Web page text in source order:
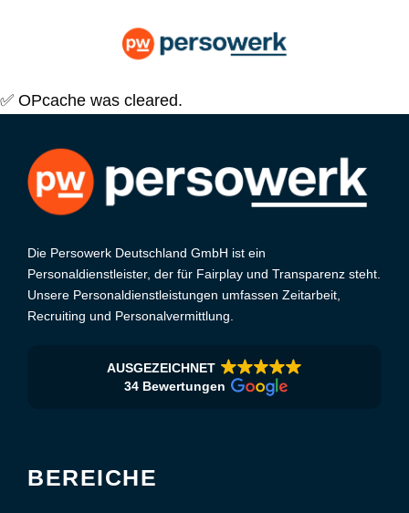
✅ OPcache was cleared.
Die Persowerk Deutschland GmbH ist ein
Personaldienstleister, der für Fairplay und Transparenz steht.
Unsere Personaldienstleistungen umfassen Zeitarbeit,
Recruiting und Personalvermittlung.
AUSGEZEICHNET
34 Bewertungen
BEREICHE